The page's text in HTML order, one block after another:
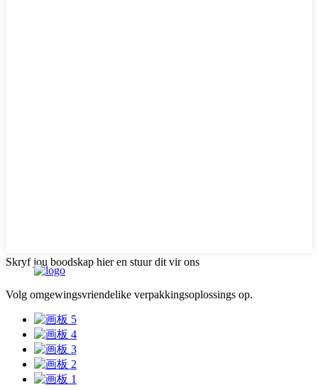
Skryf jou boodskap hier en stuur dit vir ons
Volg omgewingsvriendelike verpakkingsoplossings op.